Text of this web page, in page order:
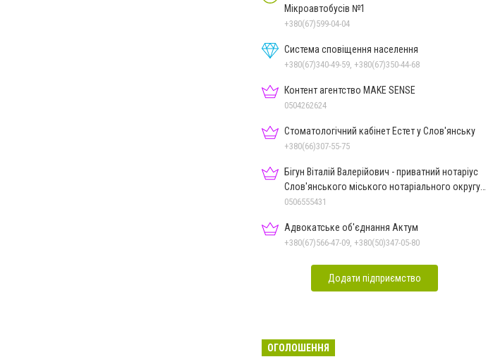
Мікроавтобусів №1
+380(67)599-04-04
Система сповіщення населення
+380(67)340-49-59, +380(67)350-44-68
Контент агентство MAKE SENSE
0504262624
Стоматологічний кабінет Естет у Слов'янську
+380(66)307-55-75
Бігун Віталій Валерійович - приватний нотаріус
Слов'янського міського нотаріального округу
Дон.обл.
0506555431
Адвокатське об'єднання Актум
+380(67)566-47-09, +380(50)347-05-80
Додати підприємство
ОГОЛОШЕННЯ